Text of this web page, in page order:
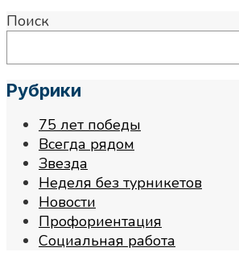
Поиск
Рубрики
75 лет победы
Всегда рядом
Звезда
Неделя без турникетов
Новости
Профориентация
Социальная работа